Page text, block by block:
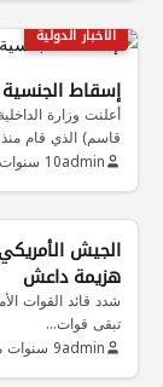
الاخبار الدولية
إسقاط
أعلنت وزارة
قاسم) الذي قام
admin10 سنوات مضت
الجيش
هزيمة داعش
شدد قائد القوات
تبقى قوات…
admin9 سنوات مضت